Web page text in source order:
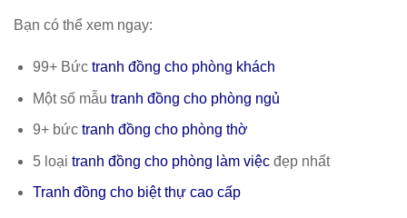
Bạn có thể xem ngay:
99+ Bức tranh đồng cho phòng khách
Một số mẫu tranh đồng cho phòng ngủ
9+ bức tranh đồng cho phòng thờ
5 loại tranh đồng cho phòng làm việcđẹp nhất
Tranh đồng cho biệt thự cao cấp